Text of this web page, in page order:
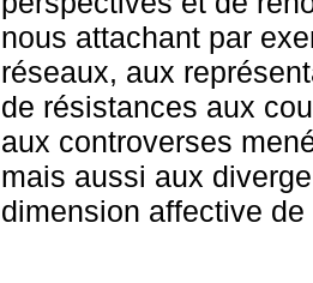
nous attachant par
réseaux, aux
de résistances aux
aux controverses
mais aussi aux
dimension affective